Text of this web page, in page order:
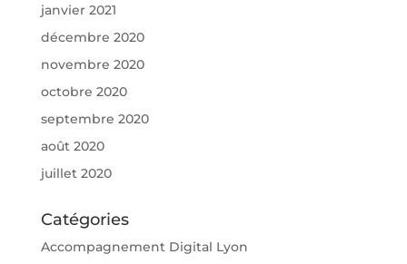
janvier 2021
décembre 2020
novembre 2020
octobre 2020
septembre 2020
août 2020
juillet 2020
Catégories
Accompagnement Digital Lyon